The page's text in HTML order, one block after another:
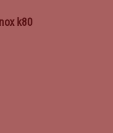
k80